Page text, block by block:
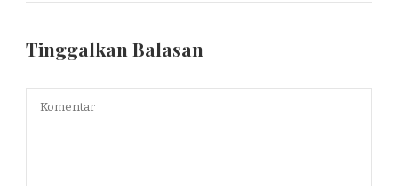
Tinggalkan Balasan